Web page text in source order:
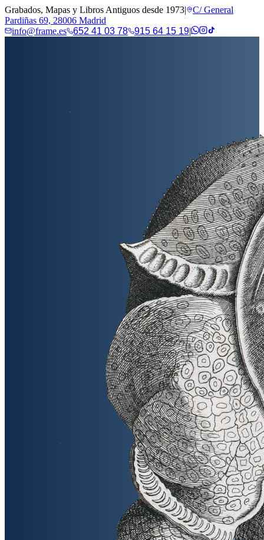
Grabados, Mapas y Libros Antiguos desde 1973|
C/ General
Pardiñas 69, 28006 Madrid
info@frame.es
652 41 03 78 915 64 15 19|